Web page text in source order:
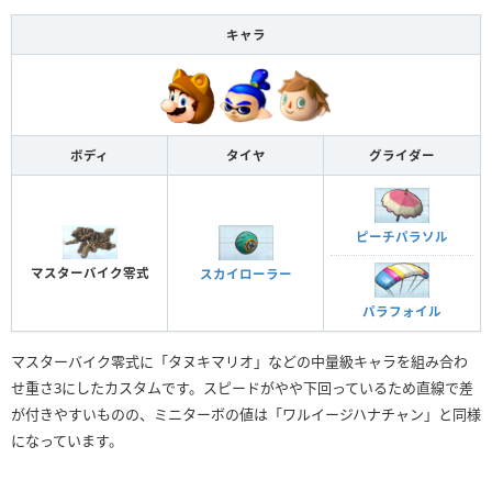
キャラ
ボディ タイヤ グライダー
マスターバイク零式 スカイローラー
ピーチパラソル
パラフォイル
マスターバイク零式に「タヌキマリオ」などの中量級キャラを組み合わ
せ重さ3にしたカスタムです。スピードがやや下回っているため直線で差
が付きやすいものの、ミニターボの値は「ワルイージハナチャン」と同様
になっています。